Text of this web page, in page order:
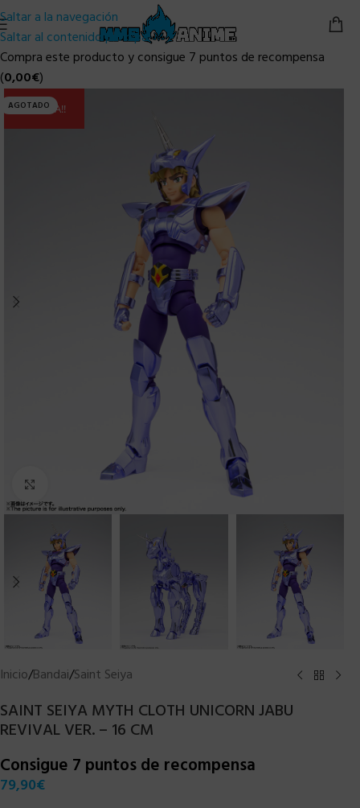
Saltar a la navegación
Saltar al contenido principal
Compra este producto y consigue 7 puntos de recompensa
(0,00€)
AGOTADO
ULTIMA!!
Clic para ampliar
Inicio/Bandai/Saint Seiya
SAINT SEIYA MYTH CLOTH UNICORN JABU
REVIVAL VER. – 16 CM
Consigue 7 puntos de recompensa
79,90€